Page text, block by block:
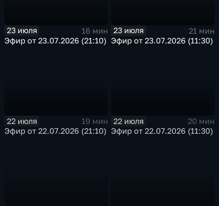
23 июля
16 мин
Эфир от 23.07.2026 (21:10)
23 июля
21 мин
Эфир от 23.07.2026 (11:30)
22 июля
19 мин
Эфир от 22.07.2026 (21:10)
22 июля
20 мин
Эфир от 22.07.2026 (11:30)